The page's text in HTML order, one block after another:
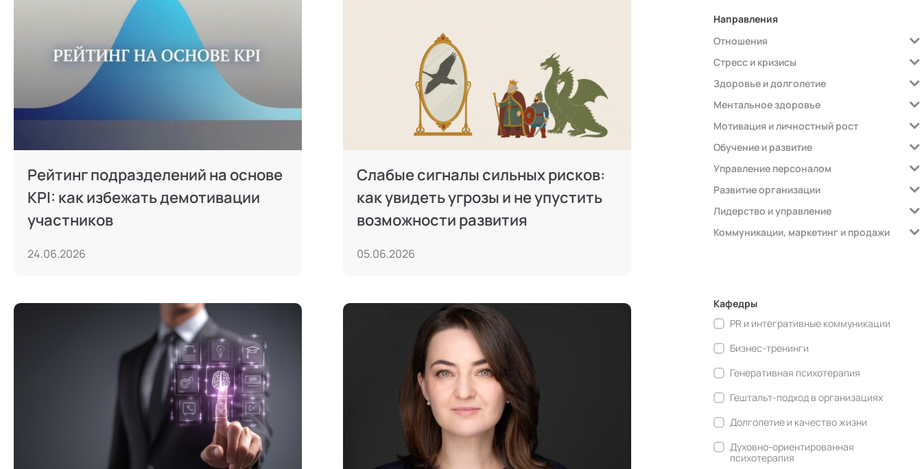
Направления
Отношения
Стресс и кризисы
Здоровье и долголетие
Ментальное здоровье
Мотивация и личностный рост
Обучение и развитие
Управление персоналом
Развитие организации
Лидерство и управление
Коммуникации, маркетинг и продажи
Кафедры
PR и интегративные коммуникации
Бизнес-тренинги
Генеративная психотерапия
Гештальт-подход в организациях
Долголетие и качество жизни
Духовно-ориентированная
психотерапия
Рейтинг подразделений на основе
KPI: как избежать демотивации
участников
24.06.2026
Слабые сигналы сильных рисков:
как увидеть угрозы и не упустить
возможности развития
05.06.2026